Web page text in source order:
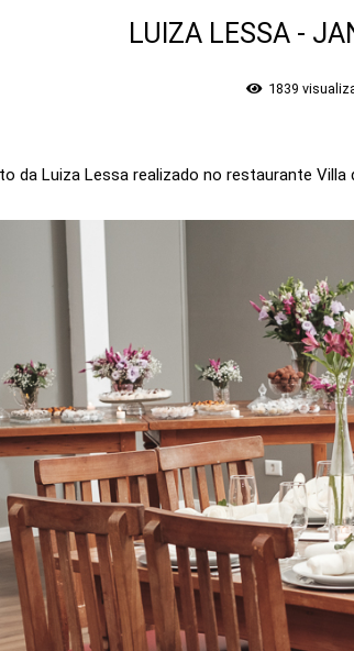
LUIZA LESSA -
1839
da Luiza Lessa realizado no restaurante